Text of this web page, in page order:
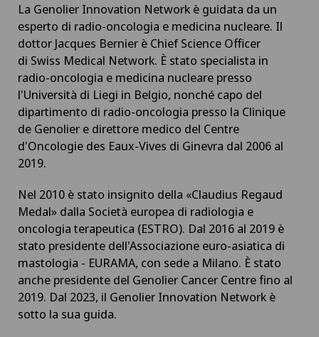
La Genolier Innovation Network è guidata da un
esperto di radio-oncologia e medicina nucleare. Il
dottor Jacques Bernier è Chief Science Officer
di Swiss Medical Network. È stato specialista in
radio-oncologia e medicina nucleare presso
l'Università di Liegi in Belgio, nonché capo del
dipartimento di radio-oncologia presso la Clinique
de Genolier e direttore medico del Centre
d'Oncologie des Eaux-Vives di Ginevra dal 2006 al
2019.
Nel 2010 è stato insignito della «Claudius Regaud
Medal» dalla Società europea di radiologia e
oncologia terapeutica (ESTRO). Dal 2016 al 2019 è
stato presidente dell'Associazione euro-asiatica di
mastologia - EURAMA, con sede a Milano. È stato
anche presidente del Genolier Cancer Centre fino al
2019. Dal 2023, il Genolier Innovation Network è
sotto la sua guida.